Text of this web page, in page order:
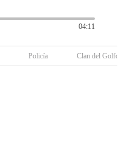
04:11
Policía Clan del Golfo